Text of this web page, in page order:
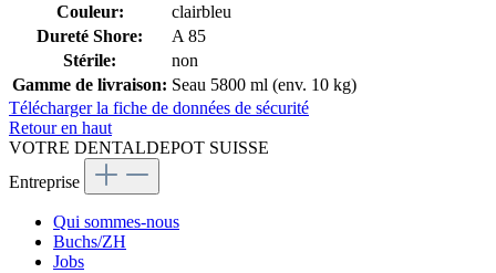
Couleur:
clairbleu
Dureté Shore:
A 85
Stérile:
non
Gamme de livraison: Seau 5800 ml (env. 10 kg)
Télécharger la fiche de données de sécurité
Retour en haut
VOTRE DENTALDEPOT SUISSE
Entreprise
Qui sommes-nous
Buchs/ZH
Jobs